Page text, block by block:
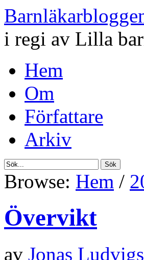
i regi av Lilla
Hem
Om
Författare
Arkiv
Browse: Hem /
Övervikt
av Jonas